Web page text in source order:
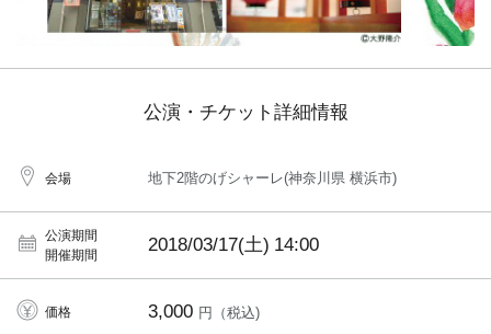
公演・チケット詳細情報
会場 地下2階のげシャーレ(神奈川県 横浜市)
公演期間
開催期間
2018/03/17(土) 14:00
価格 3,000 円（税込)